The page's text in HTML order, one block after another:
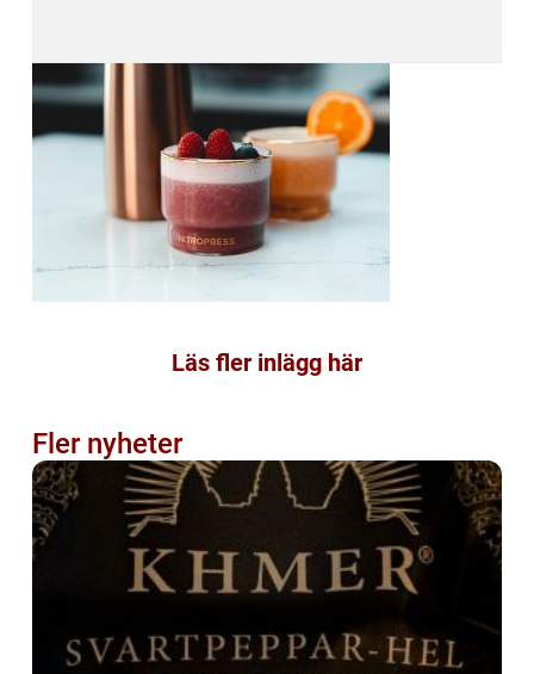
Läs fler inlägg här
Fler nyheter